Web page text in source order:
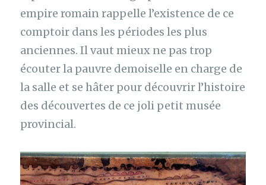
empire romain rappelle l’existence de ce
comptoir dans les périodes les plus
anciennes. Il vaut mieux ne pas trop
écouter la pauvre demoiselle en charge de
la salle et se hâter pour découvrir l’histoire
des découvertes de ce joli petit musée
provincial.